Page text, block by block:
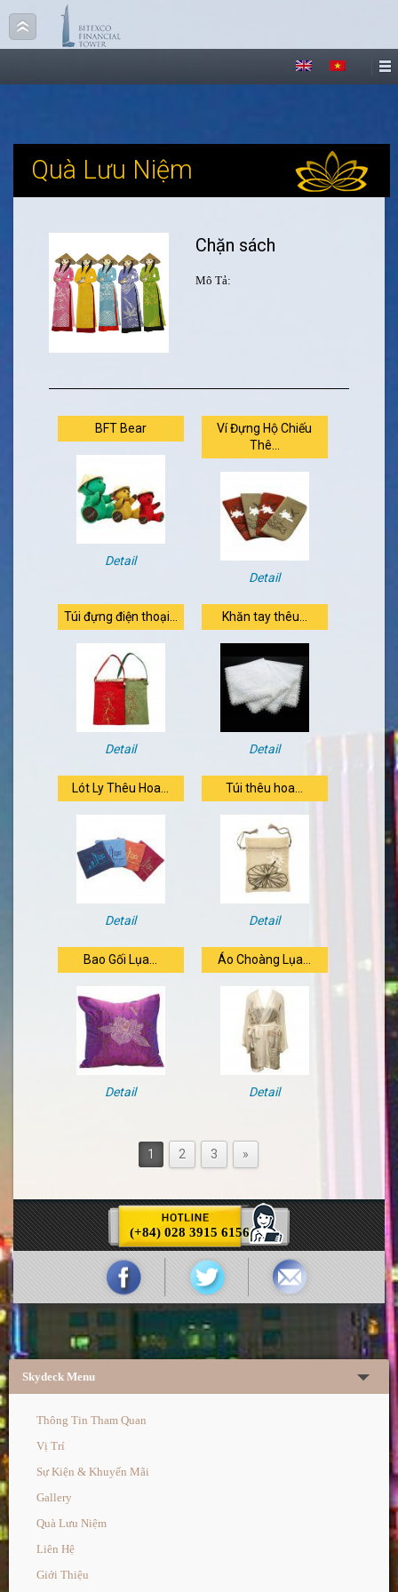
Quà Lưu Niệm
(+84) 028 3915 6156
Chặn sách
Mô Tả:
BFT Bear
Detail
Ví Đựng Hộ Chiếu
Thê...
Detail
Túi đựng điện thoại...
Detail
Khăn tay thêu...
Detail
Lót Ly Thêu Hoa...
Detail
Túi thêu hoa...
Detail
Bao Gối Lụa...
Detail
Áo Choàng Lụa...
Detail
1 2 3 »
Skydeck Menu
Thông Tin Tham Quan
Vị Trí
Sự Kiện & Khuyến Mãi
Gallery
Quà Lưu Niệm
Liên Hệ
Giới Thiệu